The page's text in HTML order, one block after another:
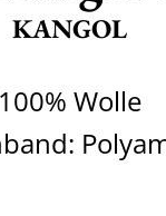
KANGOL
100% Wolle